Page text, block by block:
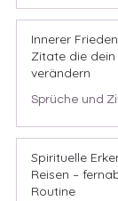
Innerer
Zitate die dein
verändern
Sprüche und
Spirituelle
Reisen –
Routine